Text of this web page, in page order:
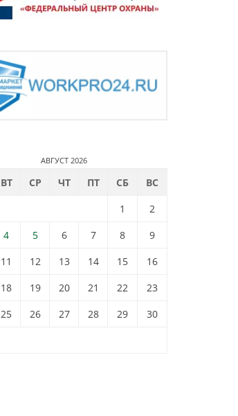
АВГУСТ 2026
ВТ СР ЧТ ПТ СБ
ВС
1
2
4 5 6 7 8
9
11 12 13 14 15
16
18 19 20 21 22
23
25 26 27 28 29
30